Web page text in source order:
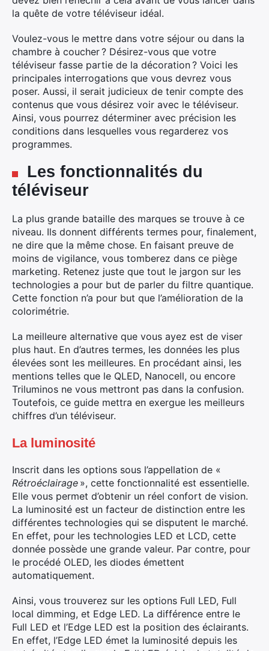
la quête de votre téléviseur idéal.
Voulez-vous le mettre dans votre séjour ou dans la
chambre à coucher ? Désirez-vous que votre
téléviseur fasse partie de la décoration ? Voici les
principales interrogations que vous devrez vous
poser. Aussi, il serait judicieux de tenir compte des
contenus que vous désirez voir avec le téléviseur.
Ainsi, vous pourrez déterminer avec précision les
conditions dans lesquelles vous regarderez vos
programmes.
Les fonctionnalités du
téléviseur
La plus grande bataille des marques se trouve à ce
niveau. Ils donnent différents termes pour, finalement,
ne dire que la même chose. En faisant preuve de
moins de vigilance, vous tomberez dans ce piège
marketing. Retenez juste que tout le jargon sur les
technologies a pour but de parler du filtre quantique.
Cette fonction n’a pour but que l’amélioration de la
colorimétrie.
La meilleure alternative que vous ayez est de viser
plus haut. En d’autres termes, les données les plus
élevées sont les meilleures. En procédant ainsi, les
mentions telles que le QLED, Nanocell, ou encore
Triluminos ne vous mettront pas dans la confusion.
Toutefois, ce guide mettra en exergue les meilleurs
chiffres d’un téléviseur.
La luminosité
Inscrit dans les options sous l’appellation de «
Rétroéclairage », cette fonctionnalité est essentielle.
Elle vous permet d’obtenir un réel confort de vision.
La luminosité est un facteur de distinction entre les
différentes technologies qui se disputent le marché.
En effet, pour les technologies LED et LCD, cette
donnée possède une grande valeur. Par contre, pour
le procédé OLED, les diodes émettent
automatiquement.
Ainsi, vous trouverez sur les options Full LED, Full
local dimming, et Edge LED. La différence entre le
Full LED et l’Edge LED est la position des éclairants.
En effet, l’Edge LED émet la luminosité depuis les
Rechercher
: